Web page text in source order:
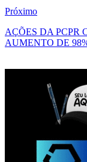
Próximo
AÇÕES DA PCPR
AUMENTO DE